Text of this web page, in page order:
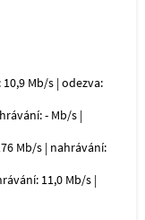
Mb/s | odezva:
- Mb/s |
Mb/s | nahrávání:
11,0 Mb/s |